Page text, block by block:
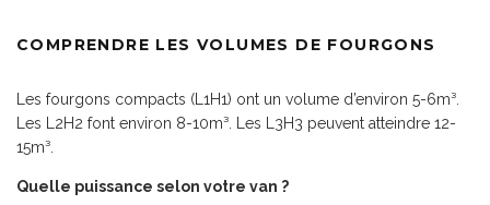
COMPRENDRE LES VOLUMES DE FOURGONS
Les fourgons compacts (L1H1) ont un volume d’environ 5-6m³.
Les L2H2 font environ 8-10m³. Les L3H3 peuvent atteindre 12-
15m³.
Quelle puissance selon votre van ?